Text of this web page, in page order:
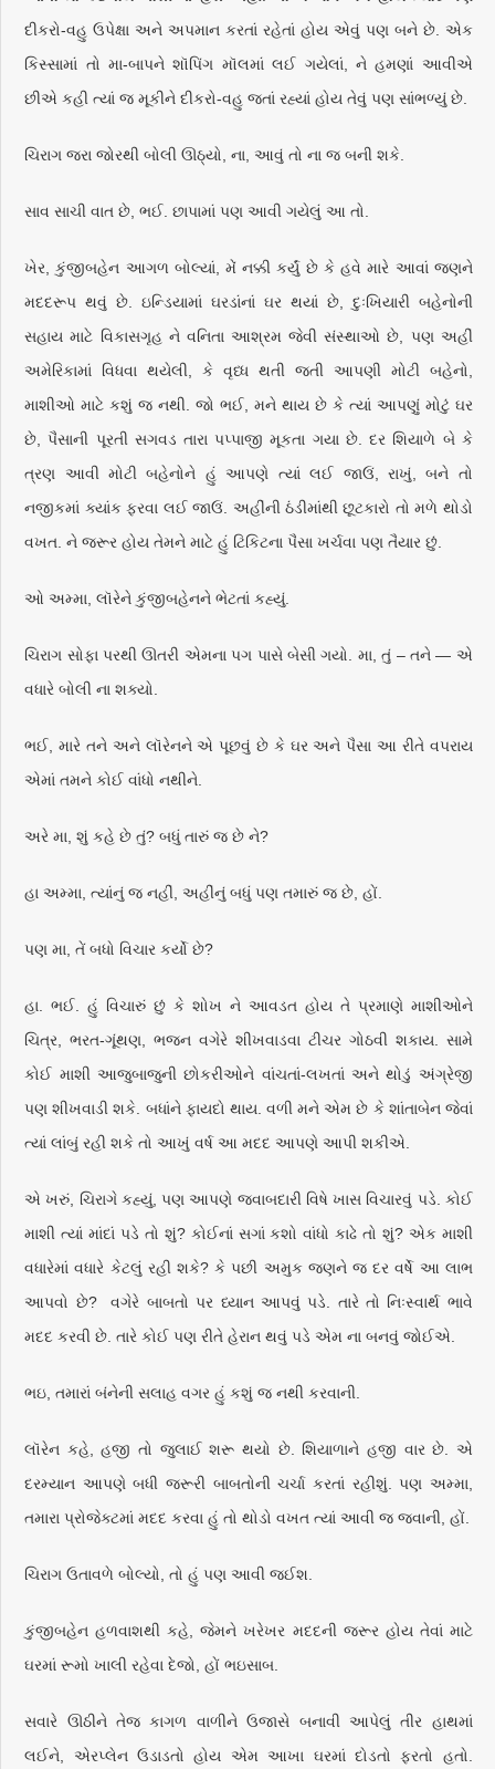
દીકરો-વહુ ઉપેક્ષા અને અપમાન કરતાં રહેતાં હોય એવું પણ બને છે. એક
કિસ્સામાં તો મા-બાપને શૉપિંગ મૉલમાં લઈ ગયેલાં, ને હમણાં આવીએ
છીએ કહી ત્યાં જ મૂકીને દીકરો-વહુ જતાં રહ્યાં હોય તેવું પણ સાંભળ્યું છે.
ચિરાગ જરા જોરથી બોલી ઊઠ્યો, ના, આવું તો ના જ બની શકે.
સાવ સાચી વાત છે, ભઈ. છાપામાં પણ આવી ગયેલું આ તો.
ખેર, કુંજીબહેન આગળ બોલ્યાં, મેં નક્કી કર્યું છે કે હવે મારે આવાં જણને
મદદરૂપ થવું છે. ઇન્ડિયામાં ઘરડાંનાં ઘર થયાં છે, દુઃખિયારી બહેનોની
સહાય માટે વિકાસગૃહ ને વનિતા આશ્રમ જેવી સંસ્થાઓ છે, પણ અહીં
અમેરિકામાં વિધવા થયેલી, કે વૃધ્ધ થતી જતી આપણી મોટી બહેનો,
માશીઓ માટે કશું જ નથી. જો ભઈ, મને થાય છે કે ત્યાં આપણું મોટું ઘર
છે, પૈસાની પૂરતી સગવડ તારા પપ્પાજી મૂકતા ગયા છે. દર શિયાળે બે કે
ત્રણ આવી મોટી બહેનોને હું આપણે ત્યાં લઈ જાઉં, રાખું, બને તો
નજીકમાં ક્યાંક ફરવા લઈ જાઉં. અહીંની ઠંડીમાંથી છૂટકારો તો મળે થોડો
વખત. ને જરૂર હોય તેમને માટે હું ટિકિટના પૈસા ખર્ચવા પણ તૈયાર છું.
ઓ અમ્મા, લૉરેને કુંજીબહેનને ભેટતાં કહ્યું.
ચિરાગ સોફા પરથી ઊતરી એમના પગ પાસે બેસી ગયો. મા, તું – તને — એ
વધારે બોલી ના શક્યો.
ભઈ, મારે તને અને લૉરેનને એ પૂછવું છે કે ઘર અને પૈસા આ રીતે વપરાય
એમાં તમને કોઈ વાંધો નથીને.
અરે મા, શું કહે છે તું? બધું તારું જ છે ને?
હા અમ્મા, ત્યાંનું જ નહીં, અહીંનું બધું પણ તમારું જ છે, હોં.
પણ મા, તેં બધો વિચાર કર્યો છે?
હા. ભઈ. હું વિચારું છું કે શોખ ને આવડત હોય તે પ્રમાણે માશીઓને
ચિત્ર, ભરત-ગૂંથણ, ભજન વગેરે શીખવાડવા ટીચર ગોઠવી શકાય. સામે
કોઈ માશી આજુબાજુની છોકરીઓને વાંચતાં-લખતાં અને થોડું અંગ્રેજી
પણ શીખવાડી શકે. બધાંને ફાયદો થાય. વળી મને એમ છે કે શાંતાબેન જેવાં
ત્યાં લાંબું રહી શકે તો આખું વર્ષ આ મદદ આપણે આપી શકીએ.
એ ખરું, ચિરાગે કહ્યું, પણ આપણે જવાબદારી વિષે ખાસ વિચારવું પડે. કોઈ
માશી ત્યાં માંદાં પડે તો શું? કોઈનાં સગાં કશો વાંધો કાઢે તો શું? એક માશી
વધારેમાં વધારે કેટલું રહી શકે? કે પછી અમુક જણને જ દર વર્ષે આ લાભ
આપવો છે? વગેરે બાબતો પર ધ્યાન આપવું પડે. તારે તો નિઃસ્વાર્થ ભાવે
મદદ કરવી છે. તારે કોઈ પણ રીતે હેરાન થવું પડે એમ ના બનવું જોઈએ.
ભઇ, તમારાં બંનેની સલાહ વગર હું કશું જ નથી કરવાની.
લૉરેન કહે, હજી તો જુલાઈ શરૂ થયો છે. શિયાળાને હજી વાર છે. એ
દરમ્યાન આપણે બધી જરૂરી બાબતોની ચર્ચા કરતાં રહીશું. પણ અમ્મા,
તમારા પ્રોજેક્ટમાં મદદ કરવા હું તો થોડો વખત ત્યાં આવી જ જવાની, હોં.
ચિરાગ ઉતાવળે બોલ્યો, તો હું પણ આવી જઈશ.
કુંજીબહેન હળવાશથી કહે, જેમને ખરેખર મદદની જરૂર હોય તેવાં માટે
ઘરમાં રૂમો ખાલી રહેવા દેજો, હોં ભઇસાબ.
સવારે ઊઠીને તેજ કાગળ વાળીને ઉજાસે બનાવી આપેલું તીર હાથમાં
લઈને, એરપ્લેન ઉડાડતો હોય એમ આખા ઘરમાં દોડતો ફરતો હતો.